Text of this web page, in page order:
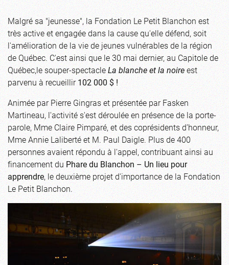
Malgré sa "jeunesse", la Fondation Le Petit Blanchon est
très active et engagée dans la cause qu'elle défend, soit
l'amélioration de la vie de jeunes vulnérables de la région
de Québec. C'est ainsi que le 30 mai dernier, au Capitole de
Québec,le souper-spectacleLa blanche et la noireest
parvenu à recueillir102 000 $ !
Animée par Pierre Gingras et présentée par Fasken
Martineau, l'activité s'est déroulée en présence de la porte-
parole, Mme Claire Pimparé, et des coprésidents d’honneur,
Mme Annie Laliberté et M. Paul Daigle. Plus de 400
personnes avaient répondu à l'appel, contribuant ainsi au
financement duPhare du Blanchon – Un lieu pour
apprendre, le deuxième projet d'importance de la Fondation
Le Petit Blanchon.